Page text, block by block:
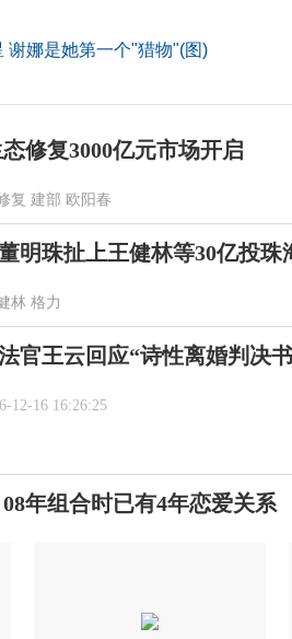
谢娜是她第一个"猎物"(图)
修复3000亿元市场开启
复 建部 欧阳春
明珠扯上王健林等30亿投珠
林 格力
官王云回应“诗性离婚判决
12-16 16:26:25
年组合时已有4年恋爱关系